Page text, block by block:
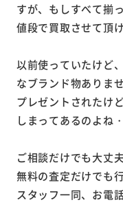
すが、もしすべて揃
値段で買取させて頂
以前使っていたけど
なブランド物ありま
プレゼントされたけ
しまってあるのよね
ご相談だけでも大丈
無料の査定だけでも
スタッフ一同、お電